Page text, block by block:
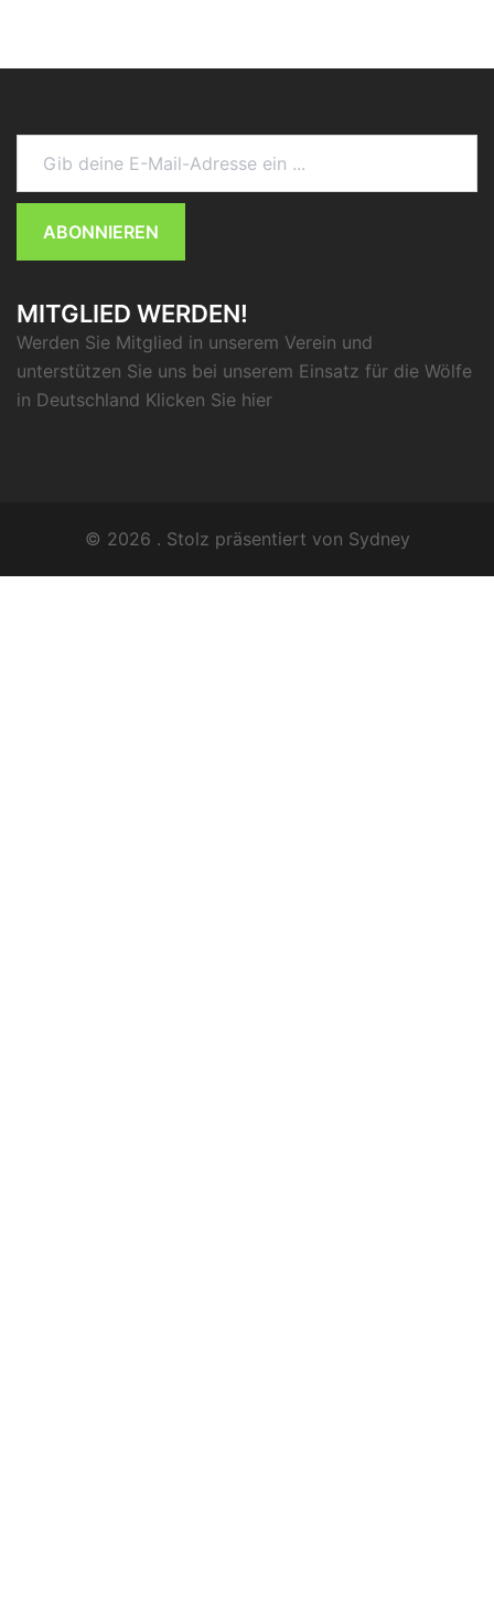
Gib deine E-Mail-Adresse ein ...
ABONNIEREN
MITGLIED WERDEN!
Werden Sie Mitglied in unserem Verein und
unterstützen Sie uns bei unserem Einsatz für die Wölfe
in Deutschland Klicken Sie hier
© 2026 . Stolz präsentiert von Sydney